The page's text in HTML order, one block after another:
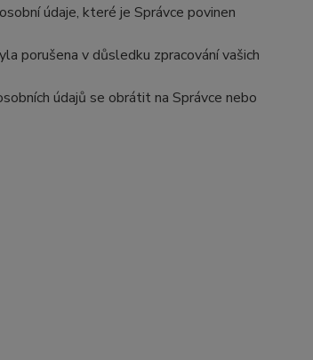
údaje, které je Správce povinen
porušena v důsledku zpracování vašich
údajů se obrátit na Správce nebo